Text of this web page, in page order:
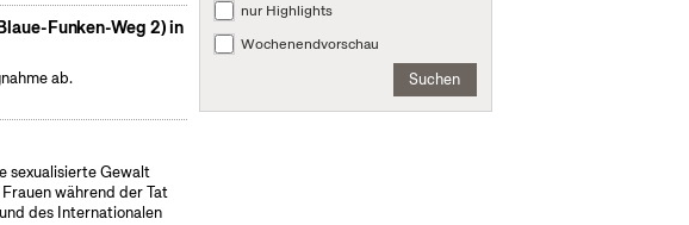
Funken-Weg 2) in
ab.
sexualisierte Gewalt
während der Tat
des Internationalen
nur Highlights
Wochenendvorschau
Suchen